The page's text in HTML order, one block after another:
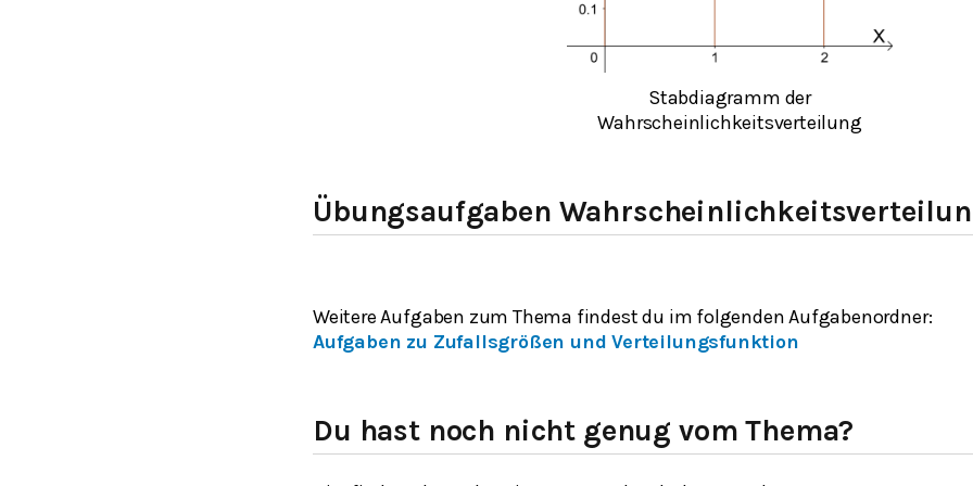
Stabdiagramm der
Wahrscheinlichkeitsverteilung
Übungsaufgaben
Weitere Aufgaben zum Thema findest du im folgenden Aufgabenordner:
Aufgaben zu Zufallsgrößen und Verteilungsfunktion
Du hast noch nicht genug vom Thema?